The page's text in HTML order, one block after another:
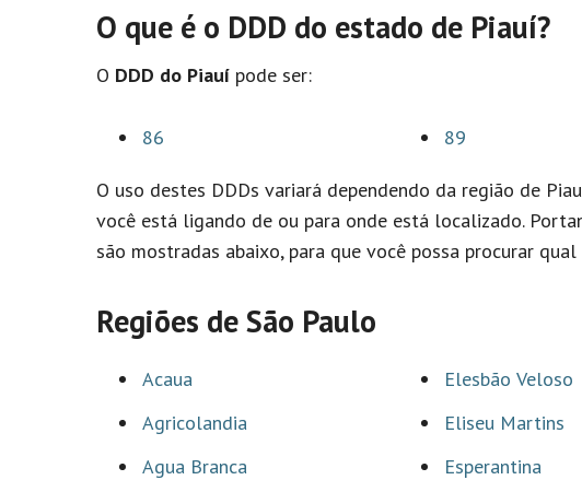
O que é o DDD do estado de Piauí?
O DDD do Piauí pode ser:
86 89
O uso destes DDDs variará dependendo da região de
você está ligando de ou para onde está localizado.
são mostradas abaixo, para que você possa procurar
Regiões de São Paulo
Acaua
Agricolandia
Agua Branca
Elesbão Veloso
Eliseu Martins
Esperantina